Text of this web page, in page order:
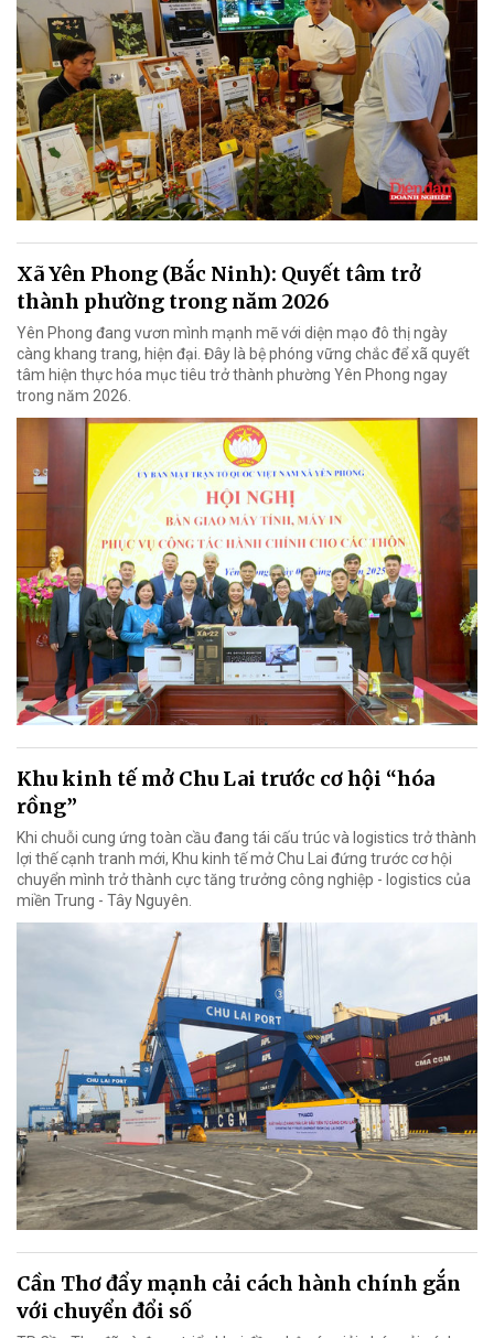
Xã Yên Phong (Bắc Ninh): Quyết tâm trở
thành phường trong năm 2026
Yên Phong đang vươn mình mạnh mẽ với diện mạo đô thị ngày
càng khang trang, hiện đại. Đây là bệ phóng vững chắc để xã quyết
tâm hiện thực hóa mục tiêu trở thành phường Yên Phong ngay
trong năm 2026.
Khu kinh tế mở Chu Lai trước cơ hội “hóa
rồng”
Khi chuỗi cung ứng toàn cầu đang tái cấu trúc và logistics trở thành
lợi thế cạnh tranh mới, Khu kinh tế mở Chu Lai đứng trước cơ hội
chuyển mình trở thành cực tăng trưởng công nghiệp - logistics của
miền Trung - Tây Nguyên.
Cần Thơ đẩy mạnh cải cách hành chính gắn
với chuyển đổi số